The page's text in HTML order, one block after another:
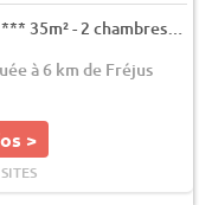
à 6 km de Fréjus
>